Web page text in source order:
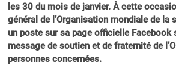
les 30 du mois de janvier. À cette
général de l’Organisation mondiale de la
un poste sur sa page officielle Facebook
message de soutien et de fraternité de
personnes concernées.